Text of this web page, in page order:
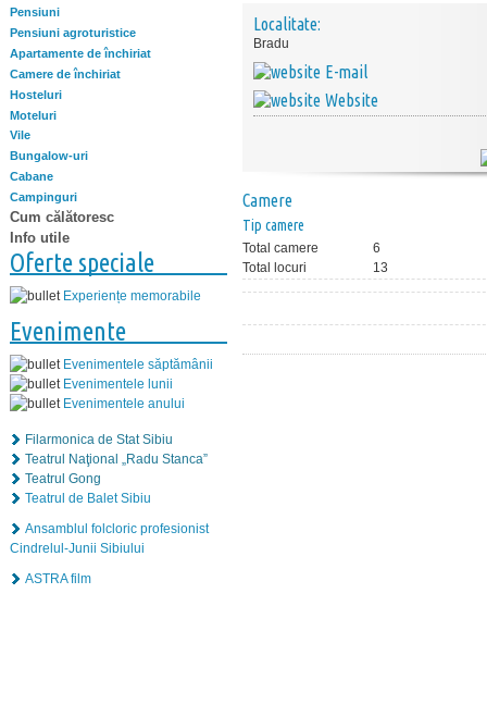
Pensiuni
Pensiuni agroturistice
Apartamente de închiriat
Camere de închiriat
Hosteluri
Moteluri
Vile
Bungalow-uri
Cabane
Campinguri
Cum călătoresc
Info utile
Oferte speciale
Experiențe memorabile
Evenimente
Evenimentele săptămânii
Evenimentele lunii
Evenimentele anului
Filarmonica de Stat Sibiu
Teatrul Naţional „Radu Stanca”
Teatrul Gong
Teatrul de Balet Sibiu
Ansamblul folcloric profesionist
Cindrelul-Junii Sibiului
ASTRA film
Localitate:
Bradu
E-mail
Website
Camere
Tip camere
Total camere
6
Total locuri
13